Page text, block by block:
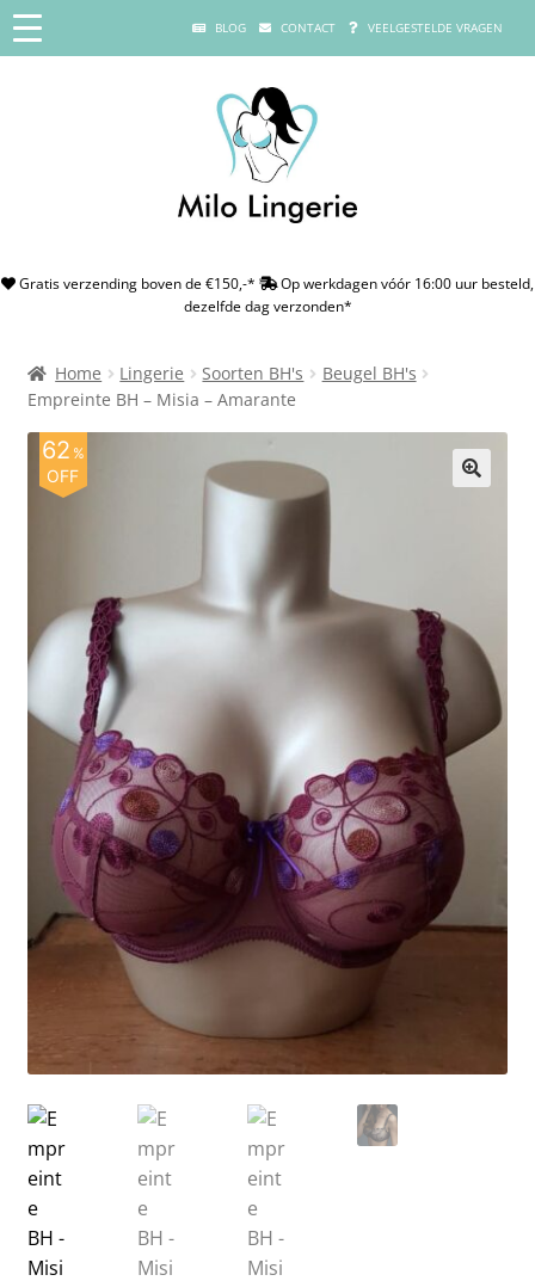
BLOG CONTACT VEELGESTELDE VRAGEN
Gratis verzending boven de €150,-*
Op werkdagen vóór 16:00 uur besteld,
dezelfde dag verzonden*
Home Lingerie Soorten BH's
Beugel BH's
Empreinte BH – Misia – Amarante
62%
OFF